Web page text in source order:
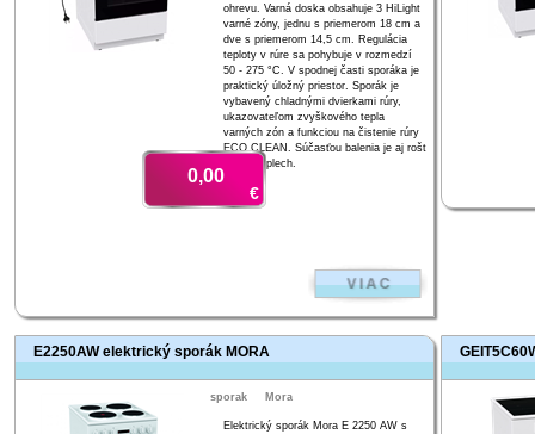
ohrevu. Varná doska obsahuje 3 HiLight
varné zóny, jednu s priemerom 18 cm a
dve s priemerom 14,5 cm. Regulácia
teploty v rúre sa pohybuje v rozmedzí
50 - 275 °C. V spodnej časti sporáka je
praktický úložný priestor. Sporák je
vybavený chladnými dvierkami rúry,
ukazovateľom zvyškového tepla
varných zón a funkciou na čistenie rúry
ECO CLEAN. Súčasťou balenia je aj rošt
a plytký plech.
0,00
€
E2250AW elektrický sporák MORA
sporak Mora
Elektrický sporák Mora E 2250 AW s